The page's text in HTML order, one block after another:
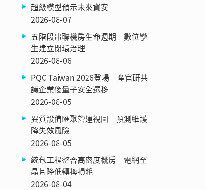
超級模型預示未來資安
2026-08-07
五階段串聯機房生命週期 數位孿
生建立閉環治理
2026-08-06
PQC Taiwan 2026登場 產官研共
議企業後量子安全遷移
2026-08-05
異質設備匯聚營運視圖 預測維護
降失效風險
2026-08-05
統包工程整合高密度機房 電網至
晶片降低轉換損耗
2026-08-04